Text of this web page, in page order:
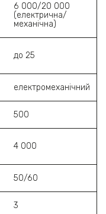
6 000/20 000
(електрична/
механічна)
до 25
електромеханічний
500
4 000
50/60
3